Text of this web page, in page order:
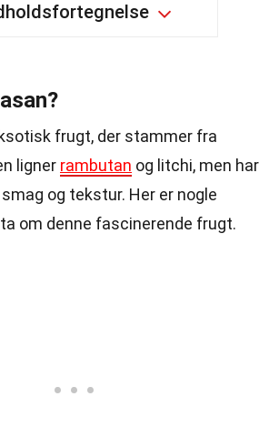
frugt, der stammer fra
ligner rambutan og litchi, men har
og tekstur. Her er nogle
om denne fascinerende frugt.